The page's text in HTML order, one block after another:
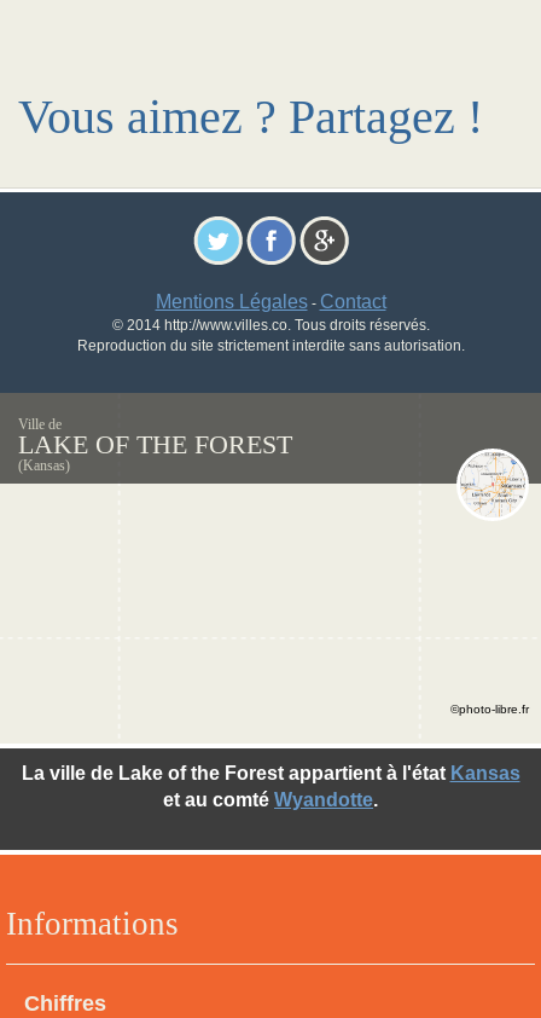
Vous aimez ? Partagez !
Mentions Légales- Contact
© 2014 http://www.villes.co. Tous droits réservés.
Reproduction du site strictement interdite sans autorisation.
Ville de
LAKE OF THE FOREST
(Kansas)
Informations
Chiffres
La ville de Lake of the Forest appartient à l'état Kansas
et au comté Wyandotte.
©photo-libre.fr